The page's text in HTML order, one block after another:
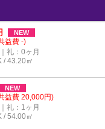
NEW
益費 -)
礼：0ヶ月
/ 43.20㎡
NEW
益費 20,000円)
礼：1ヶ月
/ 54.00㎡